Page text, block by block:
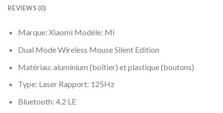
REVIEWS (0)
Marque: Xiaomi Modèle: Mi
Dual Mode Wireless Mouse Silent Edition
Matériau: aluminium (boîtier) et plastique (boutons)
Type: Laser Rapport: 125Hz
Bluetooth: 4.2 LE